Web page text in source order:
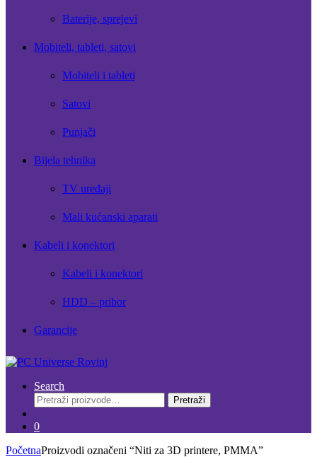
Baterije, sprejevi
Mobiteli, tableti, satovi
Mobiteli i tableti
Satovi
Punjači
Bijela tehnika
TV uređaji
Mali kućanski aparati
Kabeli i konektori
Kabeli i konektori
HDD – pribor
Garancije
Search
Pretraži:
Pretraži
0
PočetnaProizvodi označeni “Niti za 3D printere, PMMA”